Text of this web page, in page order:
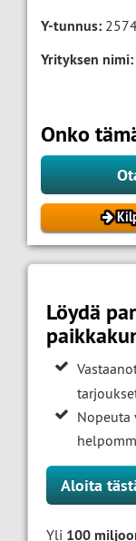
Y-tunnus:
Yrityksen nimi:
Onko
Löydä
Nopeuta
Aloita
Yli 100